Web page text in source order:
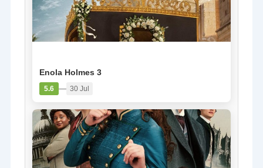
Enola Holmes 3
5.6 — 30 Jul